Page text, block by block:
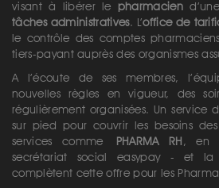
visant à libérer le pharmacien
tâches administratives. L’office de
le contrôle des comptes
tiers-payant auprès des organismes
A l’écoute de ses membres,
nouvelles règles en vigueur, des
régulièrement organisées. Un service
sur pied pour couvrir les besoins des
services comme PHARMA RH, en
secrétariat social easypay - et
complètent cette offre pour les